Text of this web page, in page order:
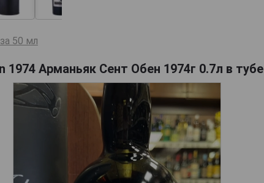
50 мл
1974 Арманьяк Сент Обен 1974г 0.7л в тубе